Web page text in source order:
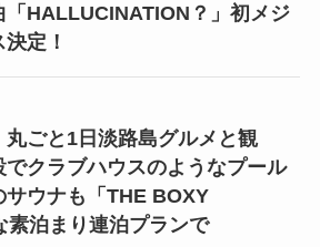
「HALLUCINATION？」初メジ
定！
丸ごと1日淡路島グルメと観
クラブハウスのようなプール
サウナも「THE BOXY
素泊まり連泊プランで